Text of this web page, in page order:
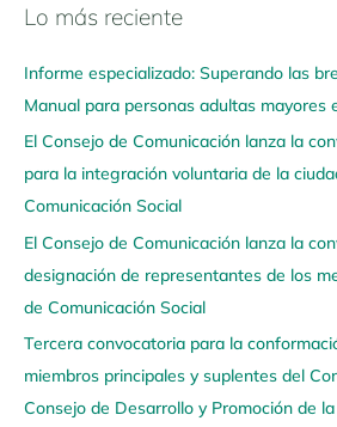
Lo más reciente
Informe especializado: Superando las
Manual para personas adultas mayores
El Consejo de Comunicación lanza la
para la integración voluntaria de la
Comunicación Social
El Consejo de Comunicación lanza la
designación de representantes de los
de Comunicación Social
Tercera convocatoria para la
miembros principales y suplentes del
Consejo de Desarrollo y Promoción de
N
v
e
g
a
a
q
u
í